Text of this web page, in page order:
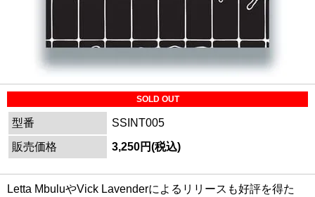
SOLD OUT
型番
SSINT005
販売価格
3,250円(税込)
Letta MbuluやVick Lavenderによるリリースも好評を得た